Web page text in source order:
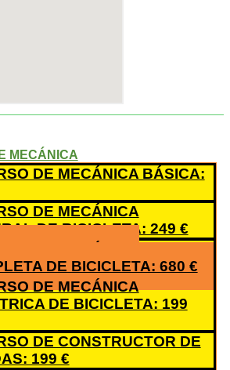
MECÁNICA
DE MECÁNICA BÁSICA:
DE MECÁNICA
DE BICICLETA: 249 €
DE BICICLETA: 680 €
DE MECÁNICA
DE BICICLETA: 199
DE CONSTRUCTOR DE
199 €